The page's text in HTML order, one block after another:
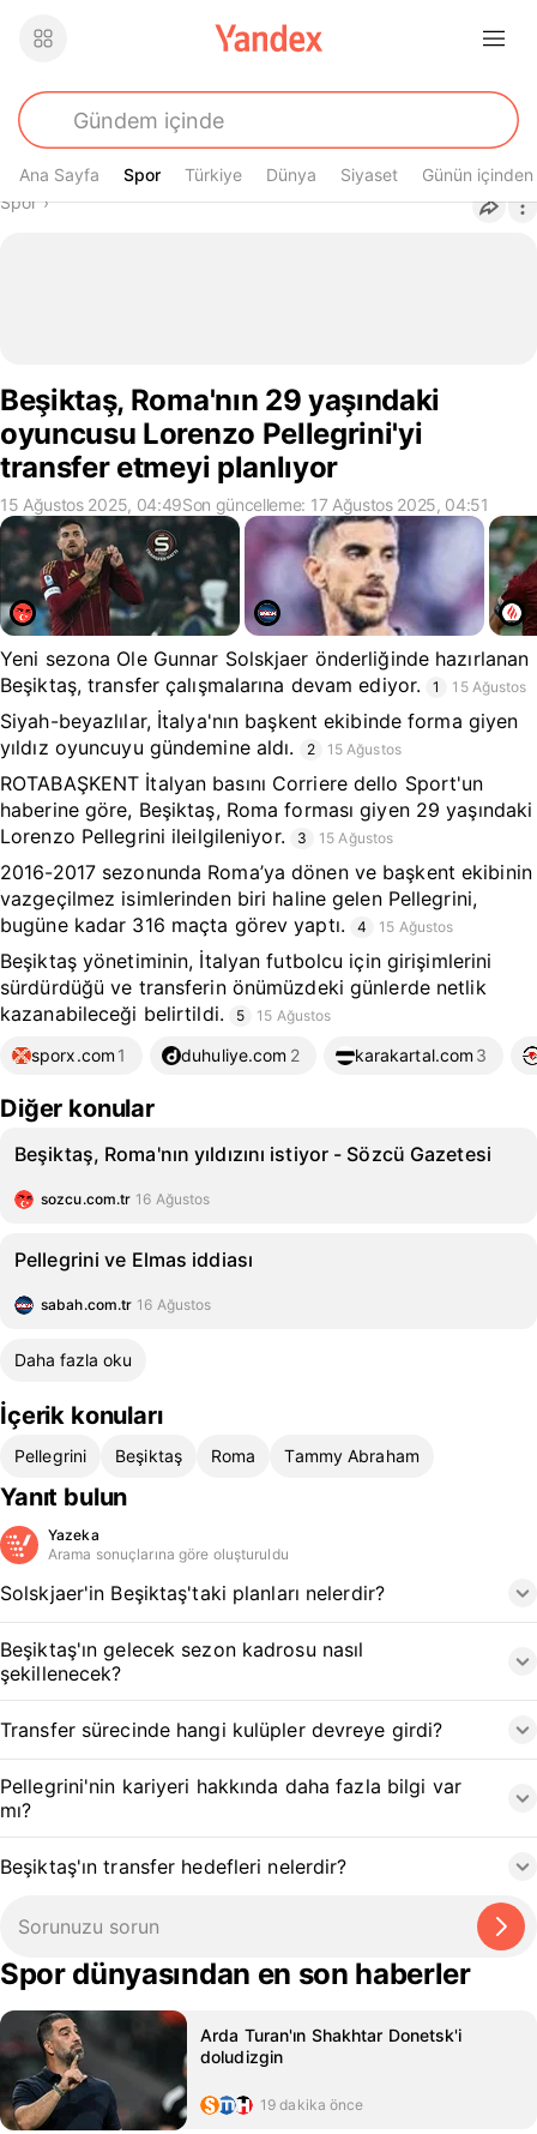
Ana Sayfa Spor
Spor Türkiye Dünya Siyaset Günün içinden
Buradasın
Spor›
Beşiktaş, Roma'nın 29 yaşındaki
oyuncusu Lorenzo Pellegrini'yi
transfer etmeyi planlıyor
15 Ağustos 2025, 04:49Son güncelleme: 17 Ağustos 2025, 04:51
Yeni sezona Ole Gunnar Solskjaer önderliğinde hazırlanan
Beşiktaş, transfer çalışmalarına devam ediyor.
1 15 Ağustos
Siyah-beyazlılar, İtalya'nın başkent ekibinde forma giyen
yıldız oyuncuyu gündemine aldı.
2 15 Ağustos
ROTABAŞKENT İtalyan basını Corriere dello Sport'un
haberine göre, Beşiktaş, Roma forması giyen 29 yaşındaki
Lorenzo Pellegrini ileilgileniyor.
3 15 Ağustos
2016-2017 sezonunda Roma’ya dönen ve başkent ekibinin
vazgeçilmez isimlerinden biri haline gelen Pellegrini,
bugüne kadar 316 maçta görev yaptı.
4 15 Ağustos
Beşiktaş yönetiminin, İtalyan futbolcu için girişimlerini
sürdürdüğü ve transferin önümüzdeki günlerde netlik
kazanabileceği belirtildi.
5 15 Ağustos
sporx.com 1 duhuliye.com 2 karakartal.com 3
Diğer konular
Beşiktaş, Roma'nın yıldızını istiyor - Sözcü Gazetesi
sozcu.com.tr 16 Ağustos
Pellegrini ve Elmas iddiası
sabah.com.tr 16 Ağustos
Daha fazla oku
İçerik konuları
Pellegrini Beşiktaş Roma Tammy Abraham
Yanıt bulun
Yazeka
Arama sonuçlarına göre oluşturuldu
Solskjaer'in Beşiktaş'taki planları nelerdir?
Beşiktaş'ın gelecek sezon kadrosu nasıl
şekillenecek?
Transfer sürecinde hangi kulüpler devreye girdi?
Pellegrini'nin kariyeri hakkında daha fazla bilgi var
mı?
Beşiktaş'ın transfer hedefleri nelerdir?
Spor dünyasından en son haberler
Arda Turan'ın Shakhtar Donetsk'i
doludizgin
19 dakika önce